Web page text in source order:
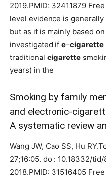
2019.PMID: 32411879
level evidence is
but as it is mainly based on
investigated if e–cigarette
traditional cigarette
years) in the
Smoking by family
and electronic-
A systematic review
Wang JW, Cao SS, Hu
27;16:05. doi: 10.18332/
2018.PMID: 31516405 Free